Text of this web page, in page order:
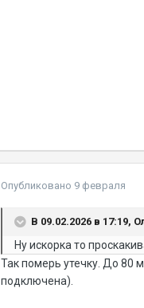
Опубликовано 9 февраля
В 09.02.2026 в 17:19,
Ну искорка то
Так померь утечку. До 80
подключена).